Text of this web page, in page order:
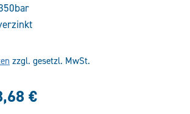
zzgl. gesetzl. MwSt.
€Aktueller